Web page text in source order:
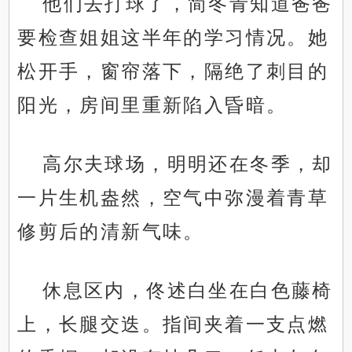
要检查姐姐这半年的学习情况。她
松开手，窗帘落下，隔绝了刺目的
阳光，房间里重新陷入昏暗。
高尔夫球场，明明还在冬季，却
一片生机盎然，空气中弥漫着青草
修剪后的清新气味。
休息区内，佟述白坐在白色藤椅
上，长腿交迭。指间夹着一支点燃